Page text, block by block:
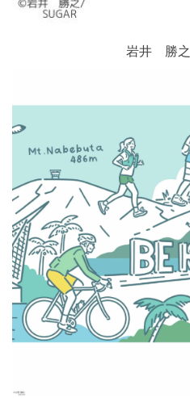
岩井 勝之